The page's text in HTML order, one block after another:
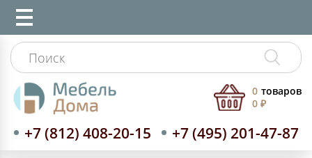
+7 (812) 408-20-15 +7 (495) 201-47-87
0 товаров
0 ₽